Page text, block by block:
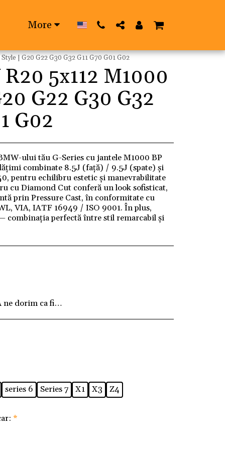
More
| G20 G22 G30 G32 G11 G70 G01 G02
5x112 M1000
G22 G30 G32
G02
ului tău G-Series cu jantele M1000 BP
lățimi combinate 8.5J (față) / 9.5J (spate) și
pentru echilibru estetic și manevrabilitate
cu Diamond Cut conferă un look sofisticat,
prin Pressure Cast, în conformitate cu
VIA, IATF 16949 / ISO 9001. În plus,
combinația perfectă între stil remarcabil și
ne dorim ca fiecare client să fie pe deplin
series 6 Series 7 X1 X3
Z4
*